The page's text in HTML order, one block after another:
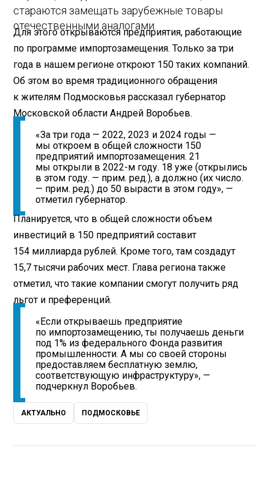
стараются замещать зарубежные товары
отечественными аналогами.
Для этого открываются предприятия, работающие
по программе импортозамещения. Только за три
года в нашем регионе откроют 150 таких компаний.
Об этом во время традиционного обращения
к жителям Подмосковья рассказал губернатор
Московской области Андрей Воробьев.
«За три года — 2022, 2023 и 2024 годы —
мы откроем в общей сложности 150
предприятий импортозамещения. 21
мы открыли в 2022-м году. 18 уже (открылись
в этом году. — прим. ред.), а должно (их число.
— прим. ред.) до 50 вырасти в этом году», —
отметил губернатор.
Планируется, что в общей сложности объем
инвестиций в 150 предприятий составит
154 миллиарда рублей. Кроме того, там создадут
15,7 тысячи рабочих мест. Глава региона также
отметил, что такие компании смогут получить ряд
льгот и преференций.
«Если открываешь предприятие
по импортозамещению, ты получаешь деньги
под 1% из федерального Фонда развития
промышленности. А мы со своей стороны
предоставляем бесплатную землю,
соответствующую инфраструктуру», —
подчеркнул Воробьев.
АКТУАЛЬНО ПОДМОСКОВЬЕ